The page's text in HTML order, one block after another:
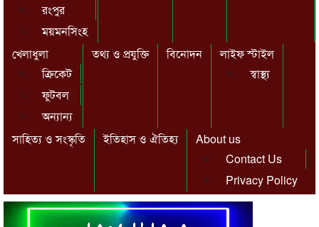
রংপুর
ময়মনসিংহ
খেলাধুলা
ক্রিকেট
ফুটবল
অন্যান্য
তথ্য ও প্রযুক্তি বিনোদন
লাইফ স্টাইল
স্বাস্থ্য
সাহিত্য ও সংস্কৃতি ইতিহাস ও ঐতিহ্য
About us
Contact Us
Privacy Policy